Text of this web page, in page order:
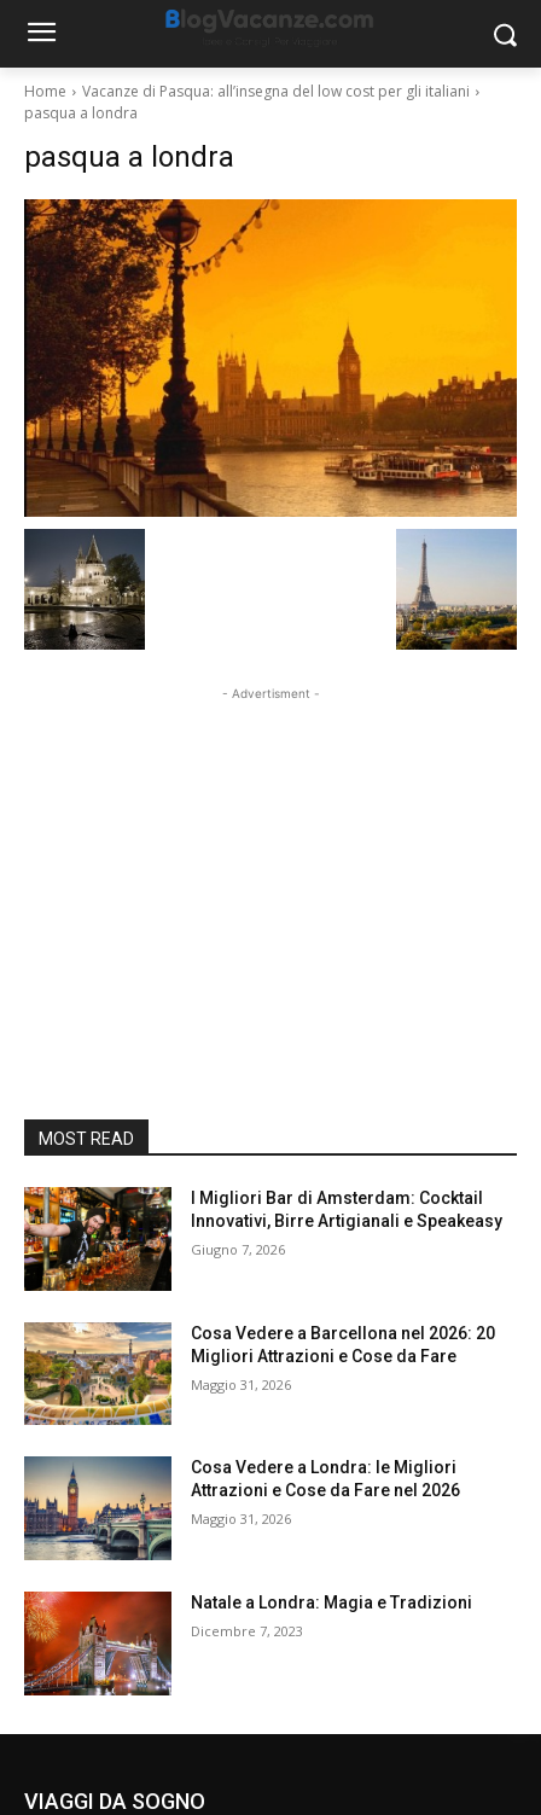
Home
Vacanze di Pasqua: all’insegna del low cost per gli italiani
pasqua a londra
pasqua a londra
- Advertisment -
MOST READ
I Migliori Bar di Amsterdam: Cocktail
Innovativi, Birre Artigianali e Speakeasy
Giugno 7, 2026
Cosa Vedere a Barcellona nel 2026: 20
Migliori Attrazioni e Cose da Fare
Maggio 31, 2026
Cosa Vedere a Londra: le Migliori
Attrazioni e Cose da Fare nel 2026
Maggio 31, 2026
Natale a Londra: Magia e Tradizioni
Dicembre 7, 2023
VIAGGI DA SOGNO